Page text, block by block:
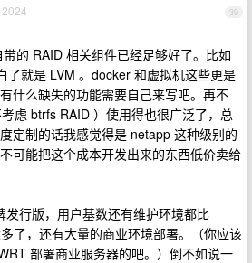
39
的 RAID 相关组件已经足够好了。比如
了就是 LVM 。docker 和虚拟机这些更是
什么缺失的功能需要自己来写吧。再不
虑 btrfs RAID ）使用得也很广泛了，总
定制的话我感觉得是 netapp 这种级别的
可能把这个成本开发出来的东西低价卖给
发行版，用户基数还有维护环境都比
了，还有大量的商业环境部署。（你应该
部署商业服务器的吧。）倒不如说一